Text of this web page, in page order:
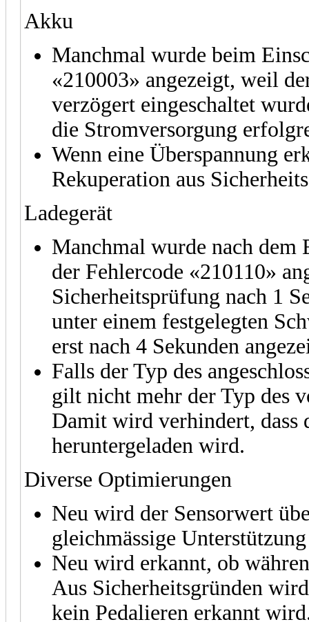
Akku
Manchmal wurde beim
«210003» angezeigt, weil
verzögert eingeschaltet
die Stromversorgung
Wenn eine Überspannung
Rekuperation aus
Ladegerät
Manchmal wurde nach dem
der Fehlercode «210110»
Sicherheitsprüfung nach 1
unter einem festgelegten
erst nach 4 Sekunden
Falls der Typ des
gilt nicht mehr der Typ des
Damit wird verhindert, dass
heruntergeladen wird.
Diverse Optimierungen
Neu wird der Sensorwert
gleichmässige
Neu wird erkannt, ob
Aus Sicherheitsgründen
kein Pedalieren erkannt